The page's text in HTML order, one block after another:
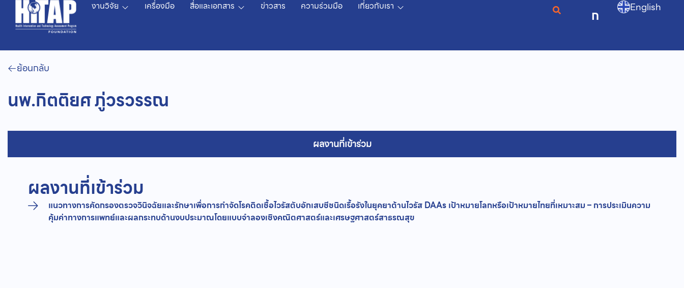
งานวิจัย เครื่องมือ สื่อและเอกสาร ข่าวสาร ความร่วมมือ เกี่ยวกับเรา
ก English
ย้อนกลับ
นพ.กิตติยศ ภู่วรวรรณ
ผลงานที่เข้าร่วม
ผลงานที่เข้าร่วม
แนวทางการคัดกรองตรวจวินิจฉัยและรักษาเพื่อการกำจัดโรคติดเชื้อไวรัสตับอักเสบซีชนิดเรื้อรังในยุคยาต้านไวรัส DAAs เป้าหมายโลกหรือเป้าหมายไทยที่เหมาะสม – การประเมินความ
คุ้มค่าทางการแพทย์และผลกระทบด้านงบประมาณโดยแบบจำลองเชิงคณิตศาสตร์และเศรษฐศาสตร์สาธรณสุข